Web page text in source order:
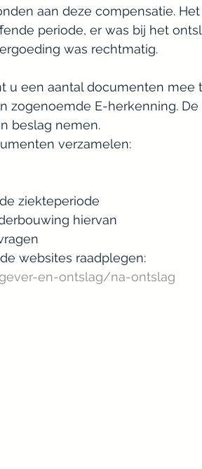
periode, er was bij het
was rechtmatig.
u een aantal documenten mee
zogenoemde E-herkenning. De
beslag nemen.
verzamelen:
ziekteperiode
hiervan
websites raadplegen:
en-ontslag/na-ontslag